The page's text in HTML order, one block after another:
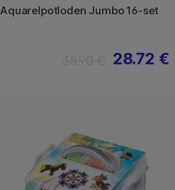
Aquarelpotloden Jumbo 16-set
28.72 €